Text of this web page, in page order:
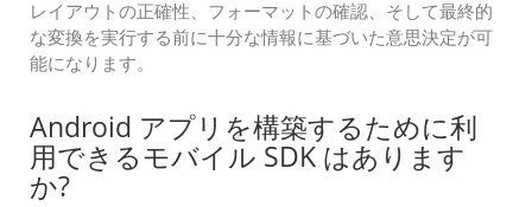
レイアウトの正確性、フォーマットの確認、そして最終的
な変換を実行する前に十分な情報に基づいた意思決定が可
能になります。
Android アプリを構築するために利
用できるモバイル SDK はあります
か?